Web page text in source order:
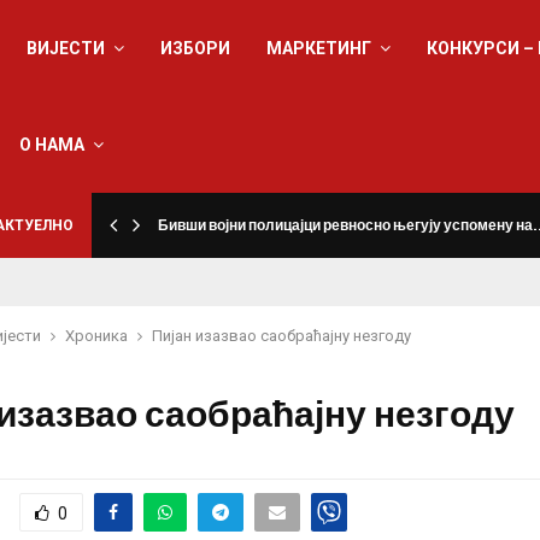
ВИЈЕСТИ ИЗБОРИ МАРКЕТИНГ КОНКУРСИ
О НАМА
Бивши војни полицајци ревносно његују успомену
Хроника Пијан изазвао саобраћајну незгоду
саобраћајну незгоду
0